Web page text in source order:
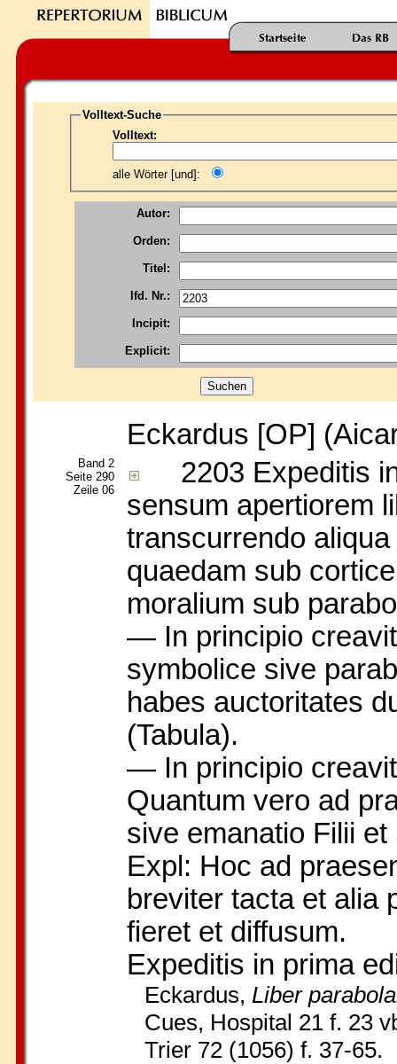
Volltext-Suche
Volltext:
alle Wörter [und]:
Autor:
Orden:
Titel:
lfd. Nr.:
Incipit:
Explicit:
Eckardus [OP]
Band 2
Seite 290
Zeile 06
2203 Expeditis
sensum apertiorem
transcurrendo
quaedam sub
moralium sub
— In principio
symbolice sive
habes auctoritates
(Tabula).
— In principio
Quantum vero ad
sive emanatio Filii
Expl: Hoc ad
breviter tacta et alia
fieret et diffusum.
Expeditis in prima
Eckardus, Liber
Cues, Hospital 21 f. 23
Trier 72 (1056) f. 37-65.